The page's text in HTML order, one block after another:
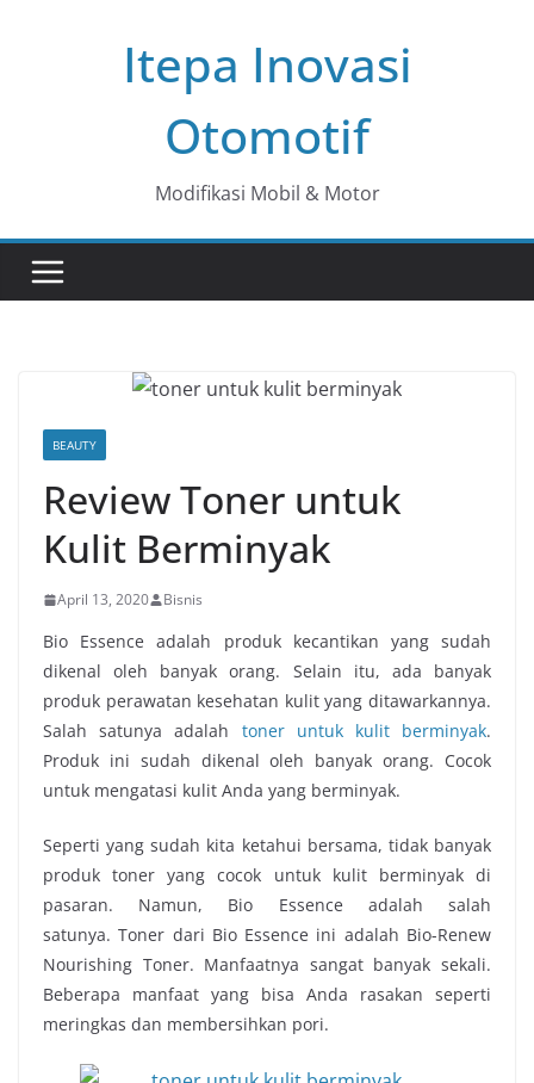
Itepa Inovasi
Otomotif
Modifikasi Mobil & Motor
BEAUTY
Review Toner untuk
Kulit Berminyak
April 13, 2020 Bisnis
Bio Essence adalah produk kecantikan yang sudah
dikenal oleh banyak orang. Selain itu, ada banyak
produk perawatan kesehatan kulit yang ditawarkannya.
Salah satunya adalah toner untuk kulit berminyak.
Produk ini sudah dikenal oleh banyak orang. Cocok
untuk mengatasi kulit Anda yang berminyak.
Seperti yang sudah kita ketahui bersama, tidak banyak
produk toner yang cocok untuk kulit berminyak di
pasaran. Namun, Bio Essence adalah salah
satunya.Toner dari Bio Essence ini adalah Bio-Renew
Nourishing Toner. Manfaatnya sangat banyak sekali.
Beberapa manfaat yang bisa Anda rasakan seperti
meringkas dan membersihkan pori.